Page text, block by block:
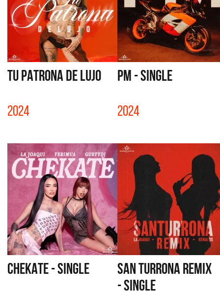
TU PATRONA DE LUJO
2024
PM - SINGLE
2024
CHEKATE - SINGLE
SAN TURRONA REMIX
- SINGLE